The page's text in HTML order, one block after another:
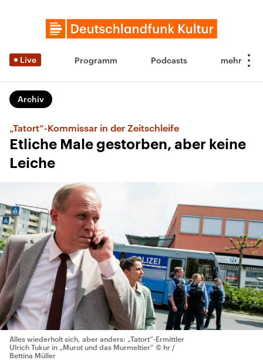
Live Programm Podcasts
Archiv
„Tatort“-Kommissar in der Zeitschleife
Etliche Male gestorben, aber keine
Leiche
Alles wiederholt sich, aber anders: „Tatort“-Ermittler
Ulrich Tukur in „Murot und das Murmeltier“ © hr /
Bettina Müller